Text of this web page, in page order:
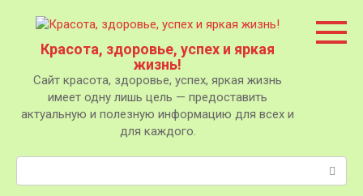
контентуКрасота, здоровье, успех и яркая
жизнь!
Сайт красота, здоровье, успех, яркая жизнь
имеет одну лишь цель — предоставить
актуальную и полезную информацию для всех и
для каждого.
Поиск: